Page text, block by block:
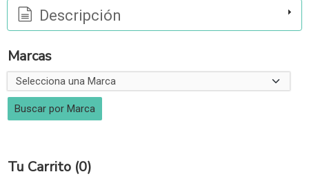
Marcas
Tu Carrito (0)
Descripción